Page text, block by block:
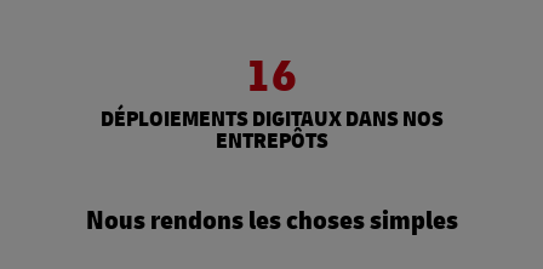
16
DÉPLOIEMENTS DIGITAUX DANS NOS
ENTREPÔTS
Nous rendons les choses simples